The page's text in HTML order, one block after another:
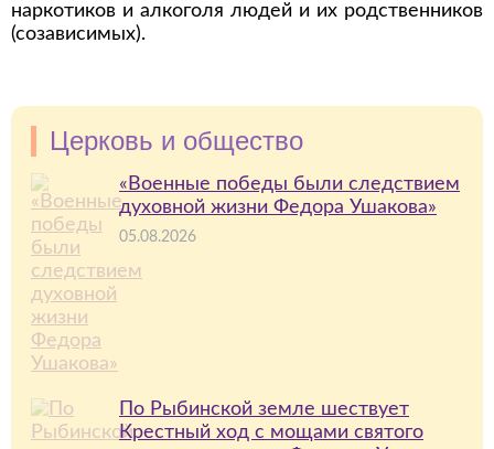
наркотиков и алкоголя людей и их родственников
(созависимых).
Церковь и общество
«Военные победы были следствием
духовной жизни Федора Ушакова»
05.08.2026
По Рыбинской земле шествует
Крестный ход с мощами святого